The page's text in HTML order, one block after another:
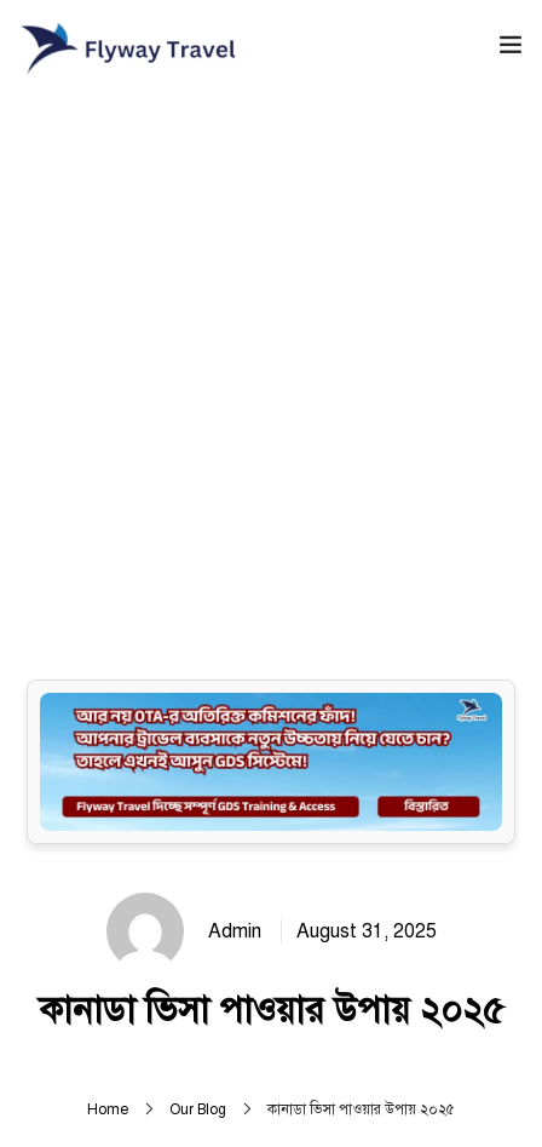
Admin August 31, 2025
কানাডা ভিসা পাওয়ার উপায় ২০২৫
Home Our Blog কানাডা ভিসা পাওয়ার উপায় ২০২৫